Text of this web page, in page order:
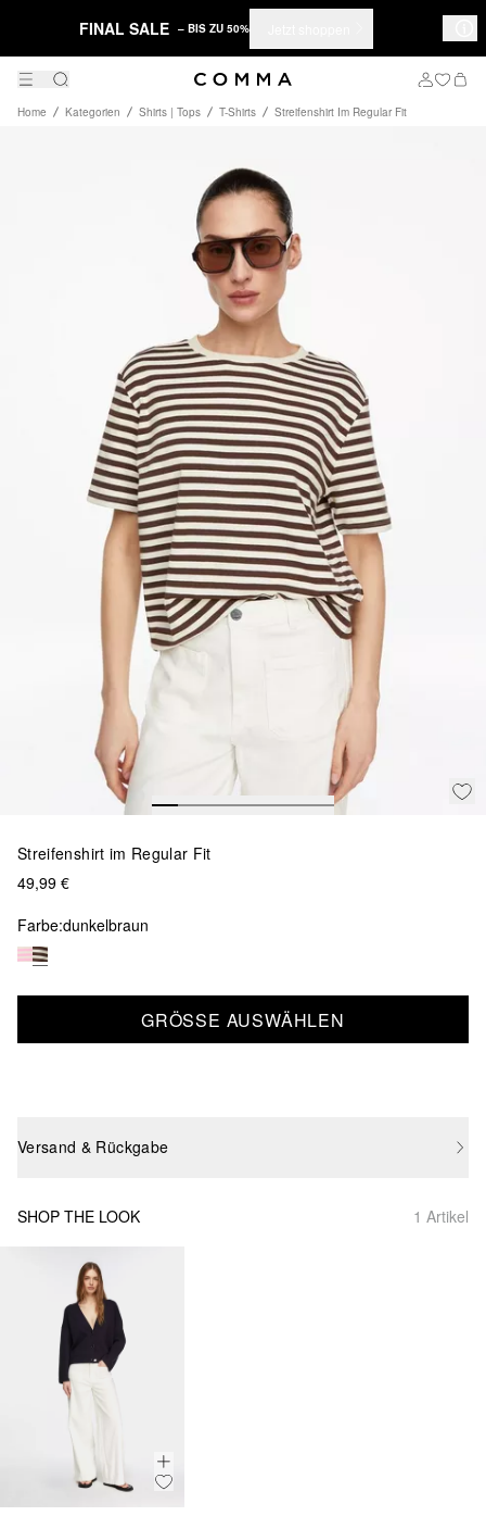
FINAL SALE – BIS ZU 50%
Home Kategorien Shirts | Tops T-Shirts Streifenshirt Im Regular Fit
Streifenshirt im Regular Fit
49,99 €
Farbe:dunkelbraun
GRÖSSE AUSWÄHLEN
Versand & Rückgabe
SHOP THE LOOK 1 Artikel